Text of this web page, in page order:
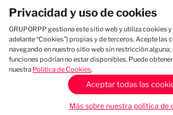
Auditado por: Comscore Asociado a: IAB Perú
Privacidad y uso de cookies
GRUPORPP gestiona este sitio web y utiliza cookies
adelante “Cookies”) propias y de terceros. Acepte las
navegando en nuestro sitio web sin restricción
funciones podrían no estar disponibles. Puede
nuestra Política de Cookies.
Aceptar todas las
Más sobre nuestra política de